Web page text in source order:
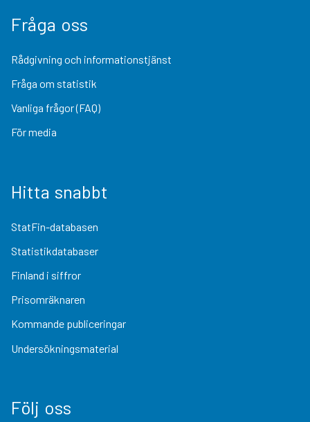
Fråga oss
Rådgivning och informationstjänst
Fråga om statistik
Vanliga frågor (FAQ)
För media
Hitta snabbt
StatFin-databasen
Statistikdatabaser
Finland i siffror
Prisomräknaren
Kommande publiceringar
Undersökningsmaterial
Följ oss